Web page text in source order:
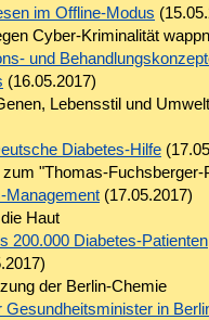
im Offline-Modus
Cyber-Kriminalität
und
(16.05.2017)
Lebensstil und
Diabetes-Hilfe
"Thomas-Fuchsberger-
Management(17.05.2017)
Haut
200.000 Diabetes-Patienten
der Berlin-Chemie
Gesundheitsminister in